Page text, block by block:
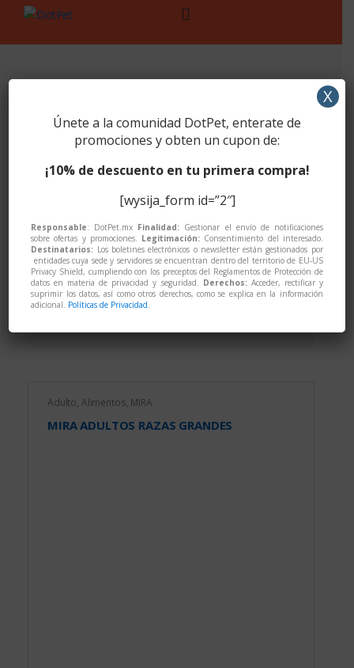
navigation
content
Showing 1–15 of 16 results
Adulto, Alimentos, MIRA
MIRA ADULTOS RAZAS GRANDES
Únete a la comunidad DotPet, enterate de
promociones y obten un cupon de:
¡10% de descuento en tu primera compra!
[wysija_form id=”2″]
Responsable: DotPet.mx Finalidad: Gestionar el envío de notificaciones
sobre ofertas y promociones. Legitimación: Consentimiento del interesado.
Destinatarios: Los boletines electrónicos o newsletter están gestionados por
entidades cuya sede y servidores se encuentran dentro del territorio de EU-US
Privacy Shield, cumpliendo con los preceptos del Reglamentos de Protección de
datos en materia de privacidad y seguridad. Derechos: Acceder, rectificar y
suprimir los datos, así como otros derechos, como se explica en la información
adicional. Políticas de Privacidad.
X